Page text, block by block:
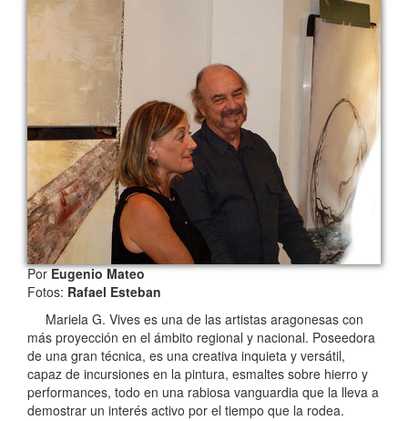
PorEugenio Mateo
Fotos: Rafael Esteban
Mariela G. Vives es una de las artistas aragonesas con
más proyección en el ámbito regional y nacional. Poseedora
de una gran técnica, es una creativa inquieta y versátil,
capaz de incursiones en la pintura, esmaltes sobre hierro y
performances, todo en una rabiosa vanguardia que la lleva a
demostrar un interés activo por el tiempo que la rodea.